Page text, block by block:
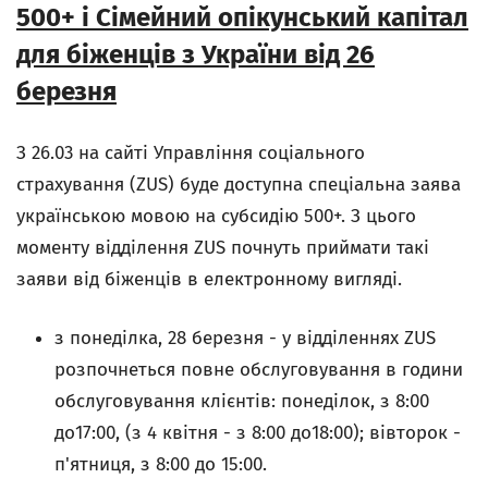
500+ i Сімейний опікунський капітал
для біженців з України вiд 26
березня
З 26.03 на сайті Управління соціального
страхування (ZUS) буде доступна спеціальна заява
українською мовою на субсидію 500+. З цього
моменту відділення ZUS почнуть приймати такі
заяви від біженців в електронному вигляді.
з понеділка, 28 березня - у відділеннях ZUS
розпочнеться повне обслуговування в години
обслуговування клієнтів: понеділок, з 8:00
до17:00, (з 4 квітня - з 8:00 до18:00); вівторок -
п'ятниця, з 8:00 до 15:00.